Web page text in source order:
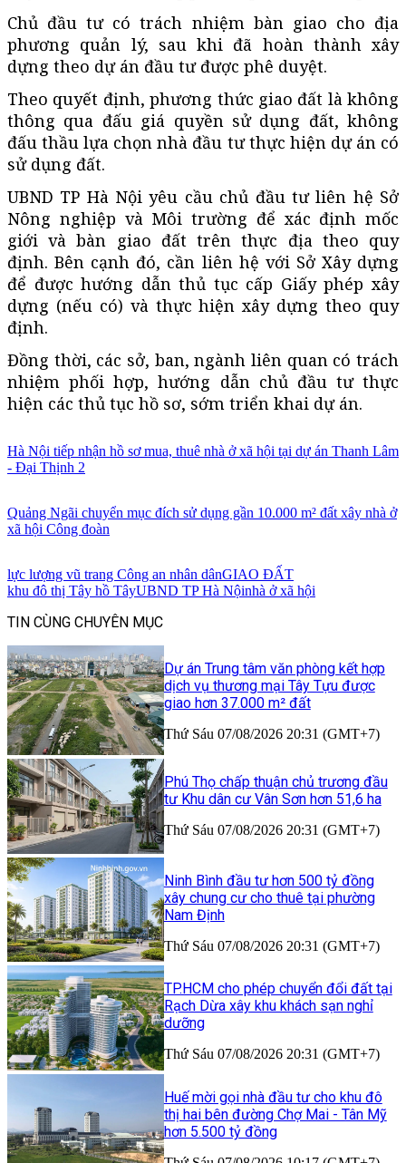
Chủ đầu tư có trách nhiệm bàn giao cho địa
phương quản lý, sau khi đã hoàn thành xây
dựng theo dự án đầu tư được phê duyệt.
Theo quyết định, phương thức giao đất là không
thông qua đấu giá quyền sử dụng đất, không
đấu thầu lựa chọn nhà đầu tư thực hiện dự án có
sử dụng đất.
UBND TP Hà Nội yêu cầu chủ đầu tư liên hệ Sở
Nông nghiệp và Môi trường để xác định mốc
giới và bàn giao đất trên thực địa theo quy
định. Bên cạnh đó, cần liên hệ với Sở Xây dựng
để được hướng dẫn thủ tục cấp Giấy phép xây
dựng (nếu có) và thực hiện xây dựng theo quy
định.
Đồng thời, các sở, ban, ngành liên quan có trách
nhiệm phối hợp, hướng dẫn chủ đầu tư thực
hiện các thủ tục hồ sơ, sớm triển khai dự án.
Hà Nội tiếp nhận hồ sơ mua, thuê nhà ở xã hội tại dự án Thanh Lâm
- Đại Thịnh 2
Quảng Ngãi chuyển mục đích sử dụng gần 10.000 m² đất xây nhà ở
xã hội Công đoàn
lực lượng vũ trang Công an nhân dânGIAO ĐẤT
khu đô thị Tây hồ TâyUBND TP Hà Nộinhà ở xã hội
TIN CÙNG CHUYÊN MỤC
Dự án Trung tâm văn phòng kết hợp
dịch vụ thương mại Tây Tựu được
giao hơn 37.000 m² đất
Thứ Sáu 07/08/2026 20:31 (GMT+7)
Phú Thọ chấp thuận chủ trương đầu
tư Khu dân cư Vân Sơn hơn 51,6 ha
Thứ Sáu 07/08/2026 20:31 (GMT+7)
Ninh Bình đầu tư hơn 500 tỷ đồng
xây chung cư cho thuê tại phường
Nam Định
Thứ Sáu 07/08/2026 20:31 (GMT+7)
TP.HCM cho phép chuyển đổi đất tại
Rạch Dừa xây khu khách sạn nghỉ
dưỡng
Thứ Sáu 07/08/2026 20:31 (GMT+7)
Huế mời gọi nhà đầu tư cho khu đô
thị hai bên đường Chợ Mai - Tân Mỹ
hơn 5.500 tỷ đồng